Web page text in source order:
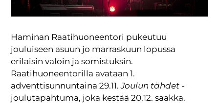
Haminan Raatihuoneentori pukeutuu
jouluiseen asuun jo marraskuun lopussa
erilaisin valoin ja somistuksin.
Raatihuoneentorilla avataan 1.
adventtisunnuntaina 29.11.Joulun tähdet -
joulutapahtuma, joka kestää 20.12. saakka.